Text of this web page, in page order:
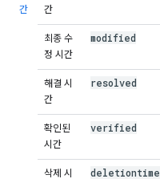
간
간
최종 수
정 시간
modified
해결 시
간
resolved
확인된
시간
verified
삭제 시
deletiontime